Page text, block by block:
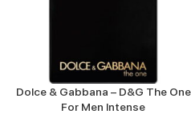
Dolce & Gabbana – D&G The One
For Men Intense